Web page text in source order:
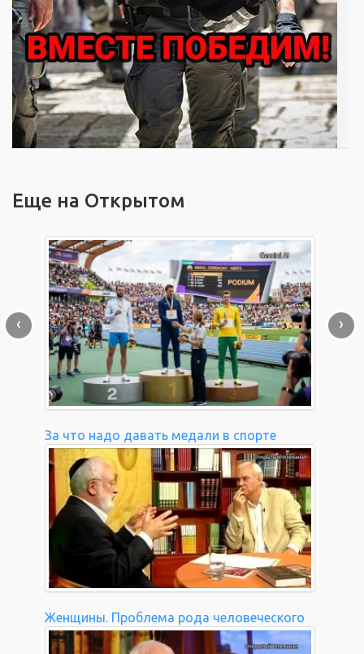
Еще на Открытом
За что надо давать медали в спорте
Женщины. Проблема рода человеческого
‹ ›